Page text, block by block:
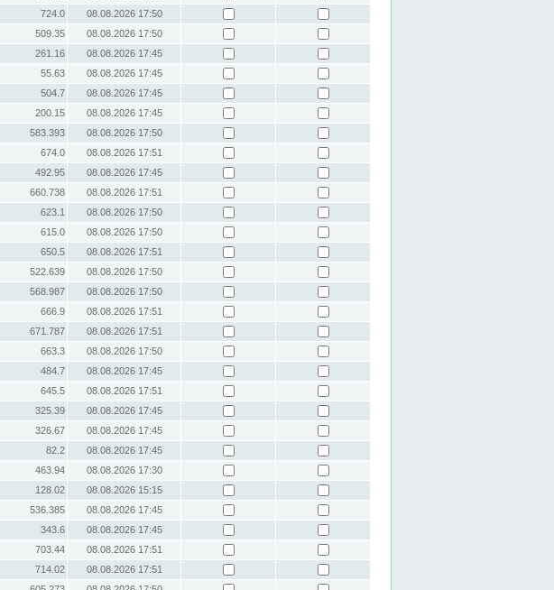
724.0
08.08.2026 17:50
509.35
08.08.2026 17:50
261.16
08.08.2026 17:45
55.63
08.08.2026 17:45
504.7
08.08.2026 17:45
200.15
08.08.2026 17:45
583.393
08.08.2026 17:50
674.0
08.08.2026 17:51
492.95
08.08.2026 17:45
660.738
08.08.2026 17:51
623.1
08.08.2026 17:50
615.0
08.08.2026 17:50
650.5
08.08.2026 17:51
522.639
08.08.2026 17:50
568.987
08.08.2026 17:50
666.9
08.08.2026 17:51
671.787
08.08.2026 17:51
663.3
08.08.2026 17:50
484.7
08.08.2026 17:45
645.5
08.08.2026 17:51
325.39
08.08.2026 17:45
326.67
08.08.2026 17:45
82.2
08.08.2026 17:45
463.94
08.08.2026 17:30
128.02
08.08.2026 15:15
536.385
08.08.2026 17:45
343.6
08.08.2026 17:45
703.44
08.08.2026 17:51
714.02
08.08.2026 17:51